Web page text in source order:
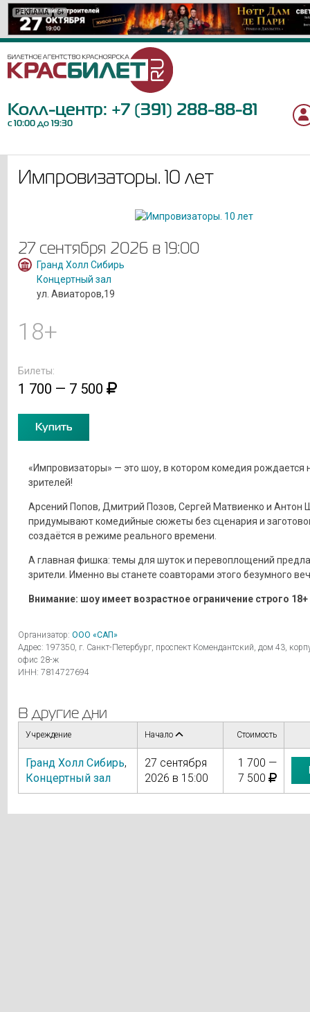
РЕКЛАМА 6+
РЕКЛАМА 12+
РЕКЛАМА 16+
РЕКЛАМА 12+
РЕКЛАМА 6+
РЕКЛАМА 6+
РЕКЛАМА 12+
РЕКЛАМА 12+
РЕКЛАМА 16+
РЕКЛАМА 0+
РЕКЛАМА 18+
РЕКЛАМА 12+
РЕКЛАМА 6+
РЕКЛАМА 12+
РЕКЛАМА 6+
РЕКЛАМА 12+
РЕКЛАМА 12+
РЕКЛАМА 6+
РЕКЛАМА 18+
РЕКЛАМА 12+
Колл-центр: +7 (391) 288-88-81
с 10:00 до 19:30
Импровизаторы. 10 лет
27 сентября 2026 в 19:00
Гранд Холл Сибирь
Концертный зал
ул. Авиаторов,19
18+
Билеты:
1 700 — 7 500
Купить
«Импровизаторы» — это шоу, в котором комедия рождается
зрителей!
Арсений Попов, Дмитрий Позов, Сергей Матвиенко и Антон
придумывают комедийные сюжеты без сценария и
создаётся в режиме реального времени.
А главная фишка: темы для шуток и перевоплощений
зрители. Именно вы станете соавторами этого безумного
Внимание: шоу имеет возрастное ограничение строго 18+
Организатор: ООО «САП»
Адрес: 197350, г. Санкт-Петербург, проспект Комендантский, дом 43,
офис 28-ж
ИНН: 7814727694
В другие дни
Учреждение Начало Стоимость
Гранд Холл Сибирь,
Концертный зал
27 сентября
2026 в 15:00
1 700 —
7 500